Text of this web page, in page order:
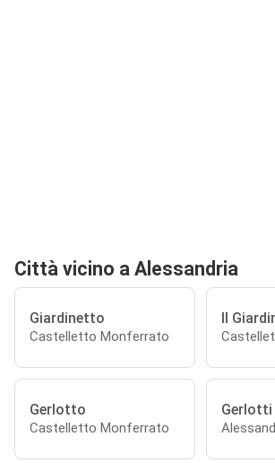
Città vicino a Alessandria
Giardinetto
Castelletto Monferrato
Il
Gerlotto
Castelletto Monferrato
Gerlotti